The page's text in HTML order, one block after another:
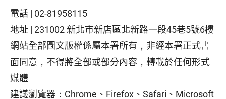
電話 | 02-81958115
地址 | 231002 新北市新店區北新路一段45巷5號6樓
網站全部圖文版權係屬本署所有，非經本署正式書
面同意，不得將全部或部分內容，轉載於任何形式
媒體
建議瀏覽器：Chrome、Firefox、Safari、Microsoft